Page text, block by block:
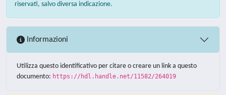
riservati, salvo diversa indicazione.
Informazioni
Utilizza questo identificativo per citare o creare un link a questo
documento: https://hdl.handle.net/11582/264019